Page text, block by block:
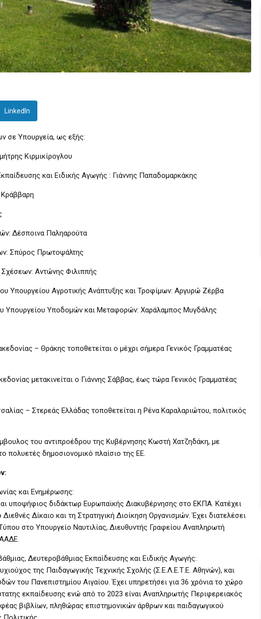
LinkedIn
σε Υπουργεία, ως εξής:
Κιρμικίρογλου
και Ειδικής Αγωγής : Γιάννης Παπαδομαρκάκης
Κράββαρη
Δέσποινα Παληαρούτα
Σπύρος Πρωτοψάλτης
Σχέσεων: Αντώνης Φιλιππής
Υπουργείου Αγροτικής Ανάπτυξης και Τροφίμων: Αργυρώ Ζέρβα
Υπουργείου Υποδομών και Μεταφορών: Χαράλαμπος Μυγδάλης
– Θράκης τοποθετείται ο μέχρι σήμερα Γενικός Γραμματέας
μετακινείται ο Γιάννης Σάββας, έως τώρα Γενικός Γραμματέας
– Στερεάς Ελλάδας τοποθετείται η Ρένα Καραλαριώτου, πολιτικός
του αντιπροέδρου της Κυβέρνησης Κωστή Χατζηδάκη, με
πολυετές δημοσιονομικό πλαίσιο της ΕΕ.
και Ενημέρωσης:
υποψήφιος διδάκτωρ Ευρωπαϊκής Διακυβέρνησης στο ΕΚΠΑ. Κατέχει
Δίκαιο και τη Στρατηγική Διοίκηση Οργανισμών. Έχει διατελέσει
στο Υπουργείο Ναυτιλίας, Διευθυντής Γραφείου Αναπληρωτή
Δευτεροβάθμιας Εκπαίδευσης και Ειδικής Αγωγής:
της Παιδαγωγικής Τεχνικής Σχολής (Σ.Ε.Λ.Ε.Τ.Ε. Αθηνών), και
του Πανεπιστημίου Αιγαίου. Έχει υπηρετήσει για 36 χρόνια το χώρο
εκπαίδευσης ενώ από το 2023 είναι Αναπληρωτής Περιφερειακός
βιβλίων, πληθώρας επιστημονικών άρθρων και παιδαγωγικού